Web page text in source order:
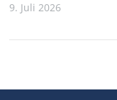
9. Juli 2026